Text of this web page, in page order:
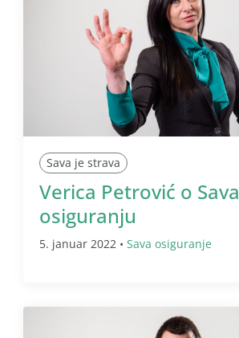
Sava je strava
Verica Petrović o Sava
osiguranju
5. januar 2022 • Sava osiguranje